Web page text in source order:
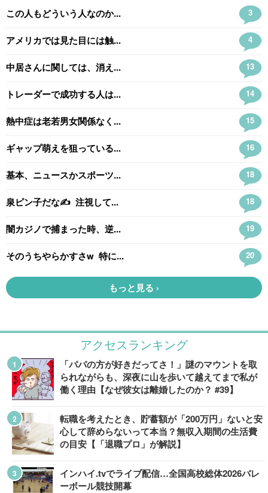
アクセスランキング
「パパの方が好きだってさ！」謎のマウントを取
られながらも、深夜に山を歩いて越えてまで私が
働く理由【なぜ彼女は離婚したのか？ #39】
転職を考えたとき、貯蓄額が「200万円」ないと安
心して辞めらないって本当？無収入期間の生活費
の目安【「退職プロ」が解説】
インハイ.tvでライブ配信…全国高校総体2026バレ
ーボール競技開幕